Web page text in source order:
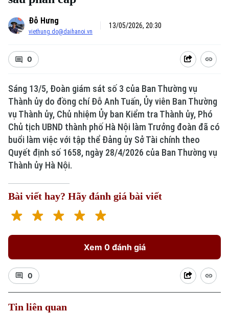
Đỗ Hưng
viethung.do@daihanoi.vn
13/05/2026, 20:30
0
Sáng 13/5, Đoàn giám sát số 3 của Ban Thường vụ
Thành ủy do đồng chí Đỗ Anh Tuấn, Ủy viên Ban Thường
vụ Thành ủy, Chủ nhiệm Ủy ban Kiểm tra Thành ủy, Phó
Chủ tịch UBND thành phố Hà Nội làm Trưởng đoàn đã có
buổi làm việc với tập thể Đảng ủy Sở Tài chính theo
Quyết định số 1658, ngày 28/4/2026 của Ban Thường vụ
Thành ủy Hà Nội.
Bài viết hay? Hãy đánh giá bài viết
Xem 0 đánh giá
0
Tin liên quan